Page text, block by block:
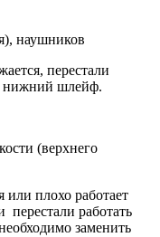
наушников
перестали
нижний шлейф.
(верхнего
или плохо работает
работать
заменить